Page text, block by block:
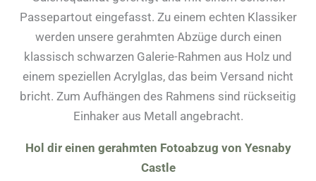
Passepartout eingefasst. Zu einem echten Klassiker
werden unsere gerahmten Abzüge durch einen
klassisch schwarzen Galerie-Rahmen aus Holz und
einem speziellen Acrylglas, das beim Versand nicht
bricht. Zum Aufhängen des Rahmens sind rückseitig
Einhaker aus Metall angebracht.
Hol dir einen gerahmten Fotoabzug von Yesnaby
Castle